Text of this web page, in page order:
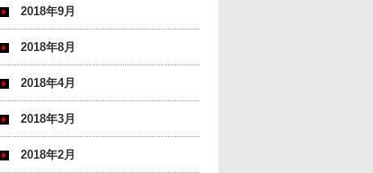
2018年9月
2018年8月
2018年4月
2018年3月
2018年2月